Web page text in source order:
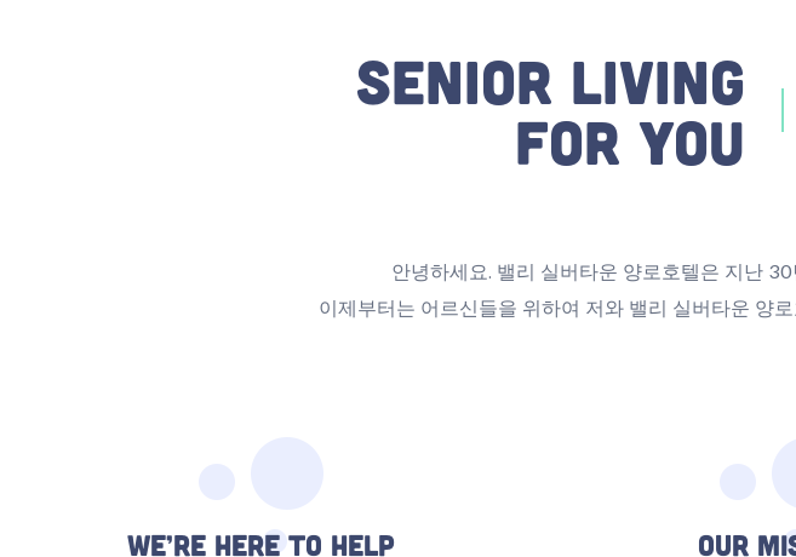
Senior Living
For You
안녕하세요. 밸리 실버타운 양로호텔은 지난
이제부터는 어르신들을 위하여 저와 밸리 실버타운 양
We’re here to help Our